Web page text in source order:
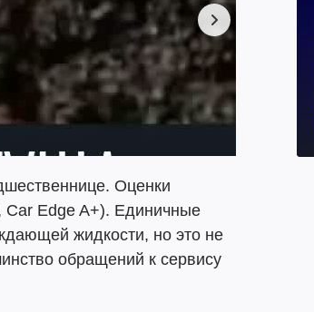
Оценки
Car Edge A+). Единичные
жидкости, но это не
обращений к сервису